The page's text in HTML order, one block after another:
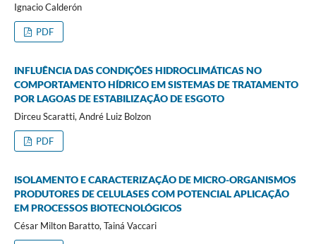
Ignacio Calderón
PDF
INFLUÊNCIA DAS CONDIÇÕES HIDROCLIMÁTICAS NO
COMPORTAMENTO HÍDRICO EM SISTEMAS DE TRATAMENTO
POR LAGOAS DE ESTABILIZAÇÃO DE ESGOTO
Dirceu Scaratti, André Luiz Bolzon
PDF
ISOLAMENTO E CARACTERIZAÇÃO DE MICRO-ORGANISMOS
PRODUTORES DE CELULASES COM POTENCIAL APLICAÇÃO
EM PROCESSOS BIOTECNOLÓGICOS
César Milton Baratto, Tainá Vaccari